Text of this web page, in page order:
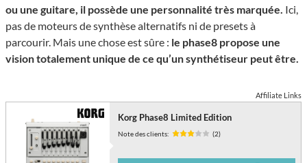
ou une guitare, il possède une personnalité très marquée. Ici,
pas de moteurs de synthèse alternatifs ni de presets à
parcourir. Mais une chose est sûre : le phase8 propose une
vision totalement unique de ce qu’un synthétiseur peut être.
Affiliate Links
Korg Phase8 Limited Edition
Note des clients: (2)